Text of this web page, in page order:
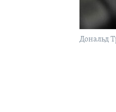
Дональд